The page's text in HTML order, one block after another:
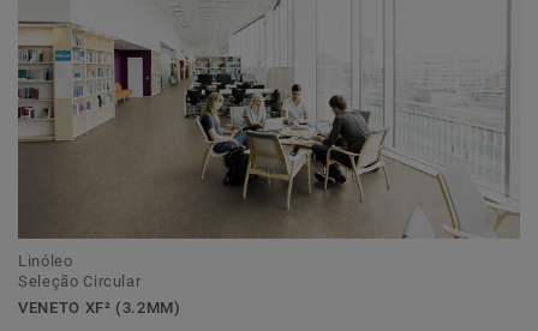
Linóleo
Seleção Circular
VENETO XF² (3.2MM)